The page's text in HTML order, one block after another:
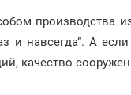
производства
и навсегда”. А
качество